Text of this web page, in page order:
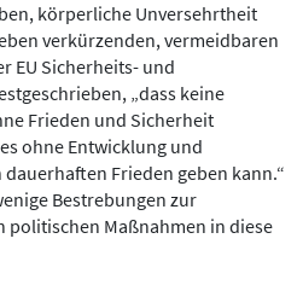
körperliche Unversehrtheit
verkürzenden, vermeidbaren
EU Sicherheits- und
„dass keine
Frieden und Sicherheit
ohne Entwicklung und
Frieden geben kann.“
Bestrebungen zur
politischen Maßnahmen in diese